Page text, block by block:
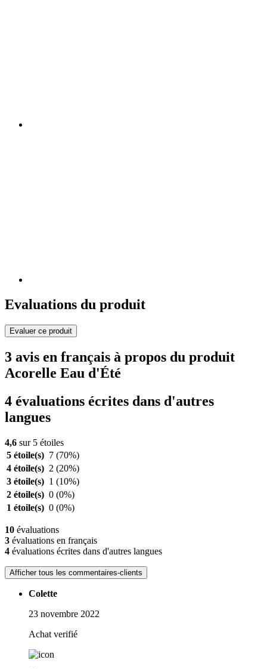
Evaluations du produit
Evaluer ce produit
3 avis en français à propos du produit
Acorelle Eau d'Été
4 évaluations écrites dans d'autres
langues
4,6 sur 5 étoiles
5 étoile(s) 7 (70%)
4 étoile(s) 2 (20%)
3 étoile(s) 1 (10%)
2 étoile(s) 0 (0%)
1 étoile(s) 0 (0%)
10 évaluations
3 évaluations en français
4 évaluations écrites dans d'autres langues
Afficher tous les commentaires-clients
Colette
23 novembre 2022
Achat verifié